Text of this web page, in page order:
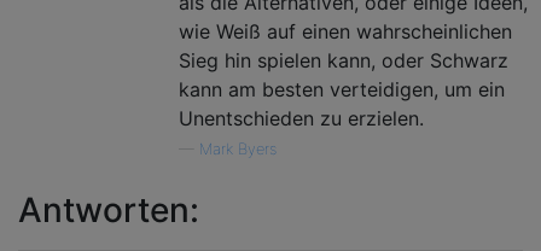
wie Weiß auf einen wahrscheinlichen
Sieg hin spielen kann, oder Schwarz
kann am besten verteidigen, um ein
Unentschieden zu erzielen.
Mark Byers
Antworten: